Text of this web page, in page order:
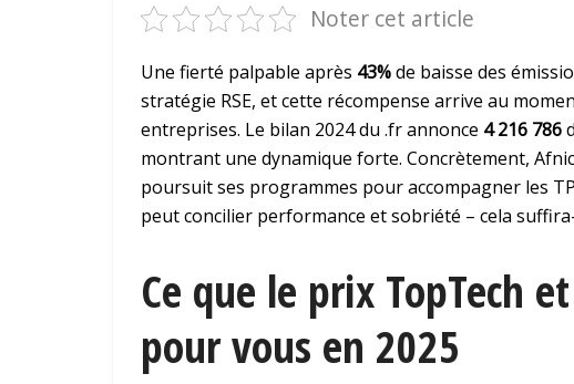
Noter cet article
Une fierté palpable après 43%de baisse des
stratégie RSE, et cette récompense arrive au
entreprises. Le bilan 2024 du .fr annonce 4 216 786
montrant une dynamique forte. Concrètement,
poursuit ses programmes pour accompagner les
peut concilier performance et sobriété – cela
Ce que le prix TopTech
pour vous en 2025